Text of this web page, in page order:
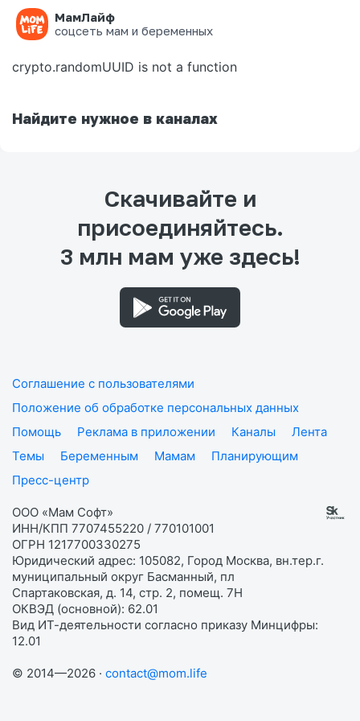
МамЛайф
соцсеть мам и беременных
Ошибка на странице
crypto.randomUUID is not a function
Найдите нужное в каналах
Скачивайте и
присоединяйтесь.
3 млн мам уже здесь!
Соглашение с пользователями
Положение об обработке персональных данных
Помощь
Реклама в приложении Каналы
Лента
Темы
Беременным Мамам
Планирующим
Пресс-центр
ООО «Мам Софт»
ИНН/КПП 7707455220 / 770101001
ОГРН 1217700330275
Юридический адрес: 105082, Город Москва, вн.тер.г.
муниципальный округ Басманный, пл
Спартаковская, д. 14, стр. 2, помещ. 7Н
ОКВЭД (основной): 62.01
Вид ИТ-деятельности согласно приказу Минцифры:
12.01
© 2014—2026 · contact@mom.life